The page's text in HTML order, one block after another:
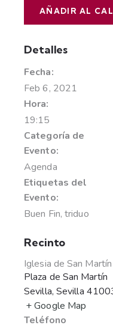
AÑADIR AL
Detalles
Fecha:
Feb 6, 2021
Hora:
19:15
Categoría de
Evento:
Agenda
Etiquetas del
Evento:
Buen Fin,triduo
Recinto
Iglesia de San Martín
Plaza de San Martín
Sevilla, Sevilla
+ Google Map
Teléfono